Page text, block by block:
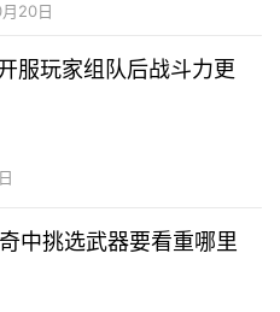
20日
服玩家组队后战斗力更
中挑选武器要看重哪里